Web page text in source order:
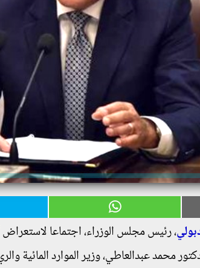
، رئيس مجلس الوزراء، اجتماعا لاستعراض
محمد عبدالعاطي، وزير الموارد المائية